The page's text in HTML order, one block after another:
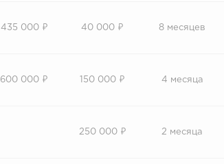
435 000 ₽ 40 000 ₽ 8 месяцев
600 000 ₽ 150 000 ₽ 4 месяца
250 000 ₽ 2 месяца